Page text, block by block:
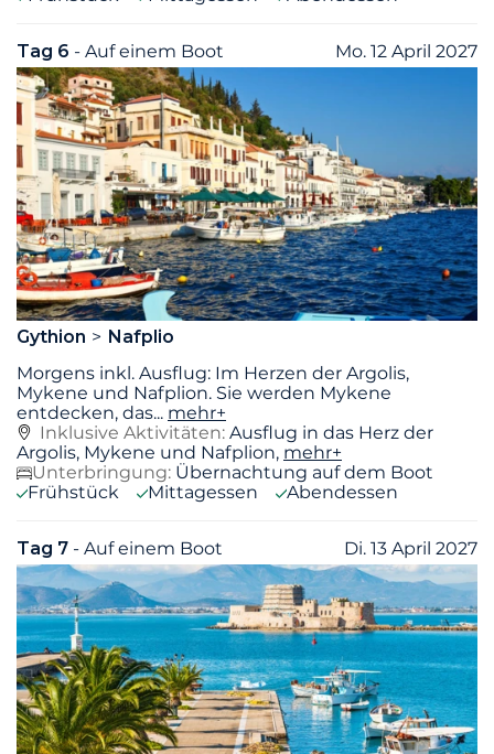
Tag 6 - Auf einem Boot Mo. 12 April 2027
Gythion
Nafplio
Morgens inkl. Ausflug: Im Herzen der Argolis,
Mykene und Nafplion. Sie werden Mykene
entdecken, das... mehr+
Inklusive Aktivitäten: Ausflug in das Herz der
Argolis, Mykene und Nafplion, mehr+
Unterbringung: Übernachtung auf dem Boot
Frühstück
Mittagessen Abendessen
Tag 7 - Auf einem Boot Di. 13 April 2027